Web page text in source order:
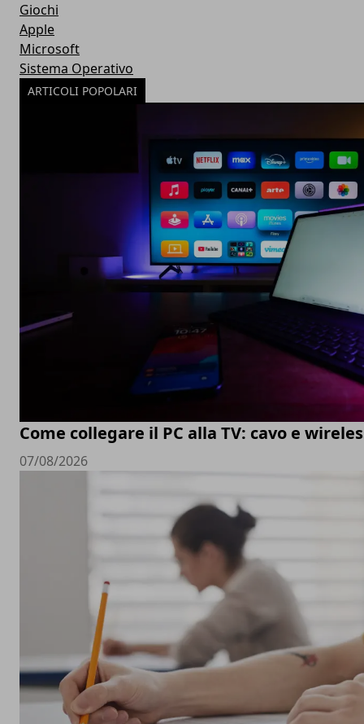
Giochi
Apple
Microsoft
Sistema Operativo
ARTICOLI POPOLARI
Come collegare il PC alla TV: cavo e
07/08/2026